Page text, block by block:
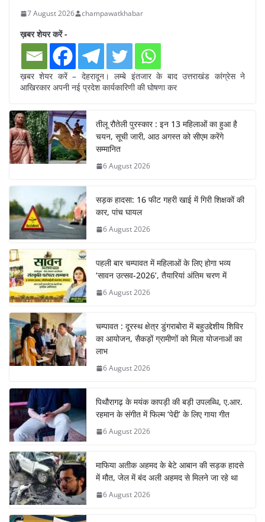
7 August 2026 champawatkhabar
ख़बर शेयर करें -
ख़बर शेयर करें – देहरादून। लम्बे इंतजार के बाद उत्तराखंड कांग्रेस ने
आखिरकार अपनी नई प्रदेश कार्यकारिणी की घोषणा कर
तीलू रौतेली पुरस्कार : इन 13 महिलाओं का हुआ है
चयन, सूची जारी, आठ अगस्त को सीएम करेंगे
सम्मानित
6 August 2026
सड़क हादसा: 16 फीट गहरी खाई में गिरी शिक्षकों की
कार, पांच घायल
6 August 2026
पहली बार चम्पावत में महिलाओं के लिए होगा भव्य
‘सावन उत्सव-2026’, तैयारियां अंतिम चरण में
6 August 2026
चम्पावत : दूरस्थ क्षेत्र डुंगराबोरा में बहुउद्देशीय शिविर
का आयोजन, सैकड़ों ग्रामीणों को मिला योजनाओं का
लाभ
6 August 2026
पिथौरागढ़ के मयंक कापड़ी की बड़ी उपलब्धि, ए.आर.
रहमान के संगीत में फिल्म ‘पेद्दी’ के लिए गाया गीत
6 August 2026
माफिया अतीक अहमद के बेटे आबान की सड़क हादसे
में मौत, जेल में बंद अली अहमद से मिलने जा रहे था
6 August 2026